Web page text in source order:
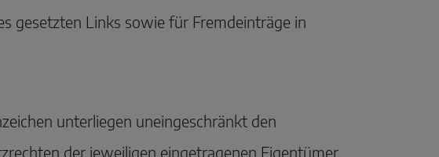
gesetzten Links sowie für Fremdeinträge in
unterliegen uneingeschränkt den
der jeweiligen eingetragenen Eigentümer.